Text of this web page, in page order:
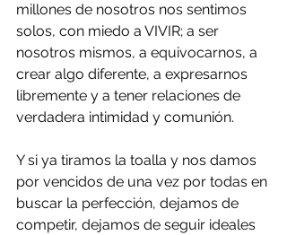
millones de nosotros nos sentimos
solos, con miedo a VIVIR; a ser
nosotros mismos, a equivocarnos, a
crear algo diferente, a expresarnos
libremente y a tener relaciones de
verdadera intimidad y comunión.
Y si ya tiramos la toalla y nos damos
por vencidos de una vez por todas en
buscar la perfección, dejamos de
competir, dejamos de seguir ideales